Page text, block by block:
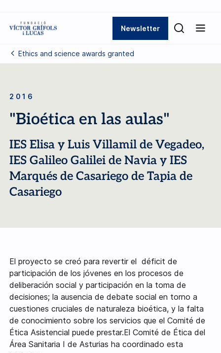
Newsletter
Ethics and science awards granted
2016
"Bioética en las aulas"
IES Elisa y Luis Villamil de Vegadeo,
IES Galileo Galilei de Navia y IES
Marqués de Casariego de Tapia de
Casariego
El proyecto se creó para revertir el déficit de
participación de los jóvenes en los procesos de
deliberación social y participación en la toma de
decisiones; la ausencia de debate social en torno a
cuestiones cruciales de naturaleza bioética, y la falta
de conocimiento sobre los servicios que el Comité de
Ética Asistencial puede prestar.El Comité de Ética del
Área Sanitaria I de Asturias ha coordinado esta